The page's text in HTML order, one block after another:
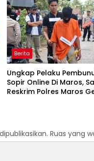
Publik Berprestasi
Berita
Ungkap Pelaku
Sopir Online Di Maros,
Reskrim Polres Maros
Ruas yang